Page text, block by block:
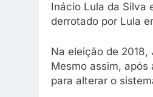
Inácio Lula da Silva
derrotado por Lula
Na eleição de
Mesmo assim,
para alterar o